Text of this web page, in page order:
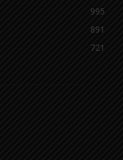
995
891
721